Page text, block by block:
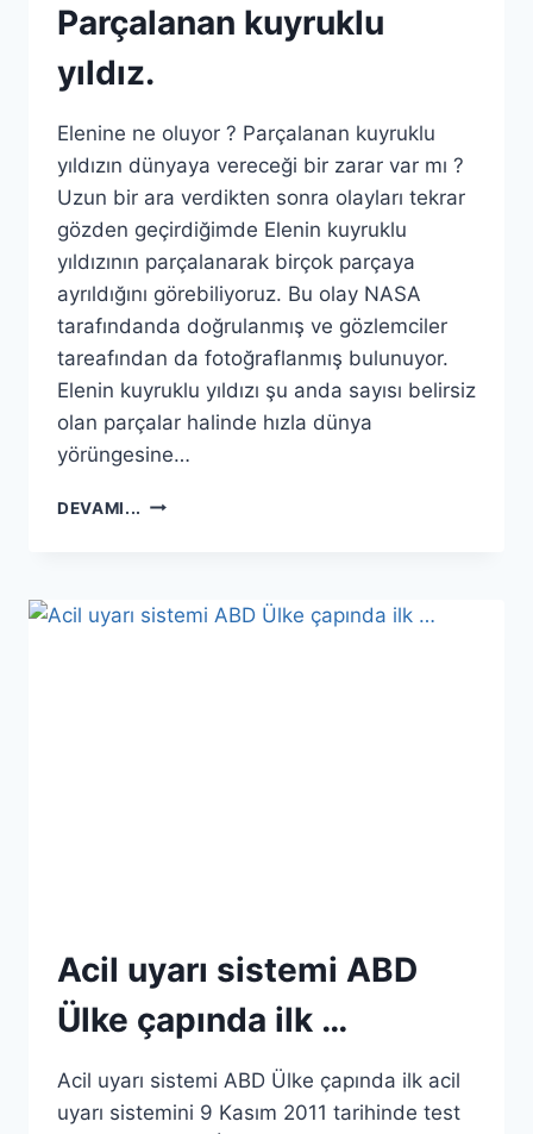
Parçalanan kuyruklu
yıldız.
Elenine ne oluyor ? Parçalanan kuyruklu
yıldızın dünyaya vereceği bir zarar var mı ?
Uzun bir ara verdikten sonra olayları tekrar
gözden geçirdiğimde Elenin kuyruklu
yıldızının parçalanarak birçok parçaya
ayrıldığını görebiliyoruz. Bu olay NASA
tarafındanda doğrulanmış ve gözlemciler
tareafından da fotoğraflanmış bulunuyor.
Elenin kuyruklu yıldızı şu anda sayısı belirsiz
olan parçalar halinde hızla dünya
yörüngesine…
DEVAMI... ELENINE
KUYRUKLU
Acil uyarı sistemi ABD
Ülke çapında ilk …
Acil uyarı sistemi ABD Ülke çapında ilk acil
uyarı sistemini 9 Kasım 2011 tarihinde test